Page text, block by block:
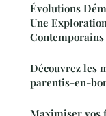
Évolutions
Une
Contemporains
Découvrez les
parentis-en-
Maximiser vos